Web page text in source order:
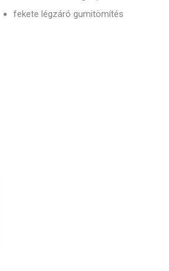
fekete légzáró gumitömítés